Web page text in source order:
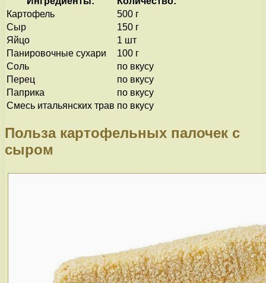
Картофель
500 г
Сыр
150 г
Яйцо
1 шт
Панировочные сухари
100 г
Соль
по вкусу
Перец
по вкусу
Паприка
по вкусу
Смесь итальянских трав по вкусу
Польза картофельных палочек с
сыром